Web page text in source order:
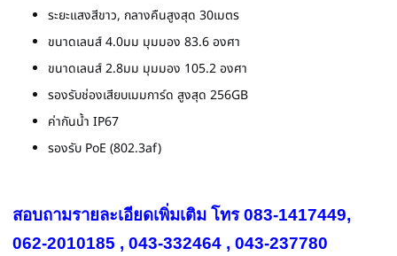
ระยะแสงสีขาว, กลางคืนสูงสุด 30เมตร
ขนาดเลนส์ 4.0มม มุมมอง 83.6 องศา
ขนาดเลนส์ 2.8มม มุมมอง 105.2 องศา
รองรับช่องเสียบเมมการ์ด สูงสุด 256GB
ค่ากันน้ำ IP67
รองรับ PoE (802.3af)
สอบถามรายละเอียดเพิ่มเติม โทร 083-1417449,
062-2010185 , 043-332464 , 043-237780